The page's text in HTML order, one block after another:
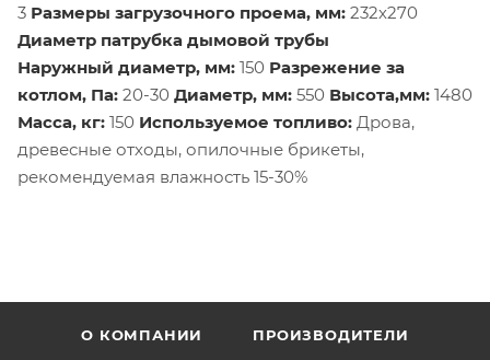
3 Размеры загрузочного проема, мм: 232х270
Диаметр патрубка дымовой трубы
Наружный диаметр, мм: 150 Разрежение за
котлом, Па: 20-30 Диаметр, мм: 550 Высота,мм: 1480
Масса, кг: 150 Используемое топливо: Дрова,
древесные отходы, опилочные брикеты,
рекомендуемая влажность 15-30%
О КОМПАНИИ ПРОИЗВОДИТЕЛИ